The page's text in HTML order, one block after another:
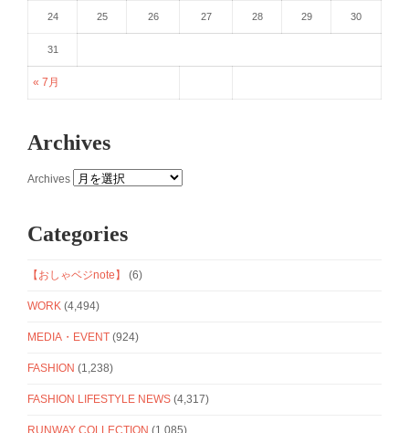
« 7月
24 25 26 27 28 29 30
31
Archives
Archives
Categories
【おしゃベジnote】 (6)
WORK (4,494)
MEDIA・EVENT (924)
FASHION (1,238)
FASHION LIFESTYLE NEWS (4,317)
RUNWAY COLLECTION (1,085)